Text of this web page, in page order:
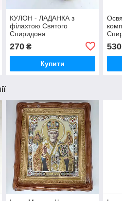
КУЛОН - ЛАДАНКА з
філахтою Святого
Спиридона
Тримифунтського (Греція,
о.Корфу)
270₴
Купити
530